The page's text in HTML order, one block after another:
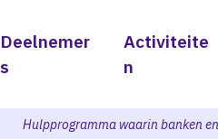
Deelnemer
s
Activiteite
n
Hulpprogramma waarin banken